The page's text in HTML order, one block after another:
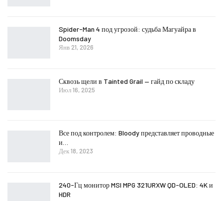
Spider-Man 4 под угрозой: судьба Магуайра в
Doomsday
Янв 21, 2026
Сквозь щели в Tainted Grail — гайд по складу
Июл 16, 2025
Все под контролем: Bloody представляет проводные
и…
Дек 18, 2023
240-Гц монитор MSI MPG 321URXW QD-OLED: 4K и
HDR